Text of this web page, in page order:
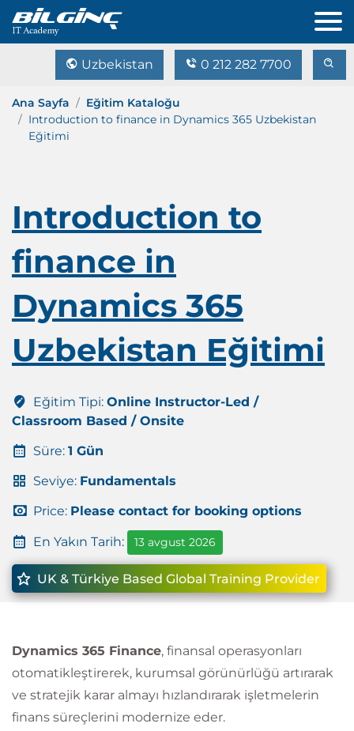
Uzbekistan 0 212 282 7700
Ana Sayfa
Eğitim Kataloğu
Introduction to finance in Dynamics 365 Uzbekistan
Eğitimi
Introduction to
finance in
Dynamics 365
Uzbekistan Eğitimi
Eğitim Tipi: Online Instructor-Led /
Classroom Based / Onsite
Süre: 1 Gün
Seviye: Fundamentals
Price: Please contact for booking options
En Yakın Tarih: 13 avgust 2026
UK & Türkiye Based Global Training Provider
Dynamics 365 Finance, finansal operasyonları
otomatikleştirerek, kurumsal görünürlüğü artırarak
ve stratejik karar almayı hızlandırarak işletmelerin
finans süreçlerini modernize eder.